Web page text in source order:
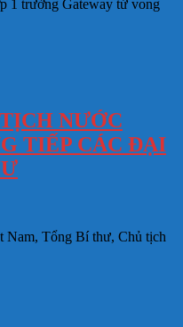
1 trường Gateway tử vong
NƯỚC
TIẾP CÁC ĐẠI
Nam, Tổng Bí thư, Chủ tịch